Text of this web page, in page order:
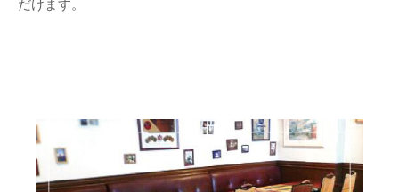
だけます。